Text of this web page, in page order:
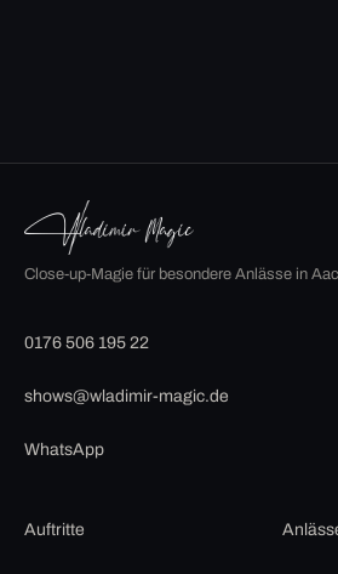
Close-up-Magie für besondere Anlässe in
0176 506 195 22
shows@wladimir-magic.de
WhatsApp
Auftritte